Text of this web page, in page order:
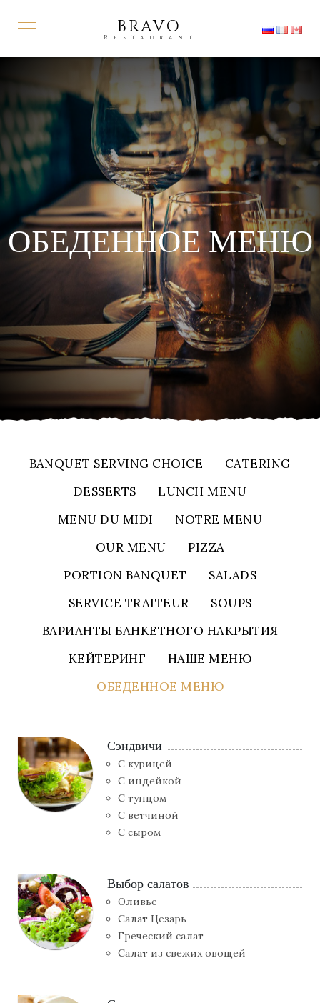
BRAVO
Restaurant
ОБЕДЕННОЕ МЕНЮ
BANQUET SERVING CHOICE
CATERING
DESSERTS
LUNCH MENU
MENU DU MIDI
NOTRE MENU
OUR MENU
PIZZA
PORTION BANQUET
SALADS
SERVICE TRAITEUR
SOUPS
ВАРИАНТЫ БАНКЕТНОГО НАКРЫТИЯ
КЕЙТЕРИНГ
НАШЕ МЕНЮ
ОБЕДЕННОЕ МЕНЮ
Сэндвичи
С курицей
С индейкой
С тунцом
С ветчиной
С сыром
Выбор салатов
Оливье
Салат Цезарь
Греческий салат
Салат из свежих овощей